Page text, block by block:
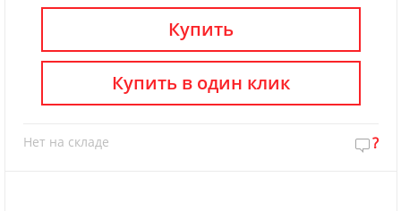
Купить
Нет на складе ?
Купить в один клик